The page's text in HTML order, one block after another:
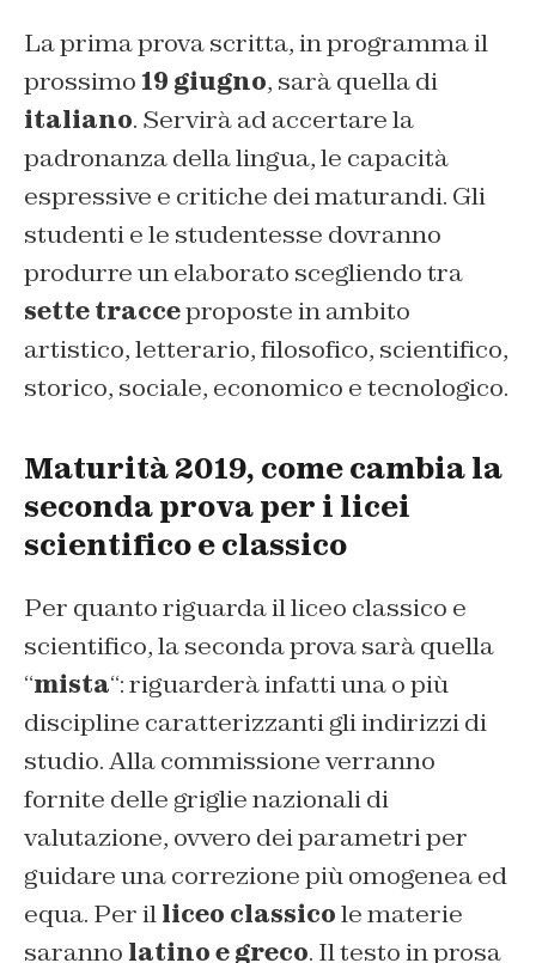
La prima prova scritta, in programma il
prossimo 19 giugno, sarà quella di
italiano. Servirà ad accertare la
padronanza della lingua, le capacità
espressive e critiche dei maturandi. Gli
studenti e le studentesse dovranno
produrre un elaborato scegliendo tra
sette tracceproposte in ambito
artistico, letterario, filosofico, scientifico,
storico, sociale, economico e tecnologico.
Maturità 2019, come cambia la
seconda prova per i licei
scientifico e classico
Per quanto riguarda il liceo classico e
scientifico, la seconda prova sarà quella
“mista“: riguarderà infatti una o più
discipline caratterizzanti gli indirizzi di
studio. Alla commissione verranno
fornite delle griglie nazionali di
valutazione, ovvero dei parametri per
guidare una correzione più omogenea ed
equa. Per illiceo classicole materie
saranno latino e greco. Il testo in prosa